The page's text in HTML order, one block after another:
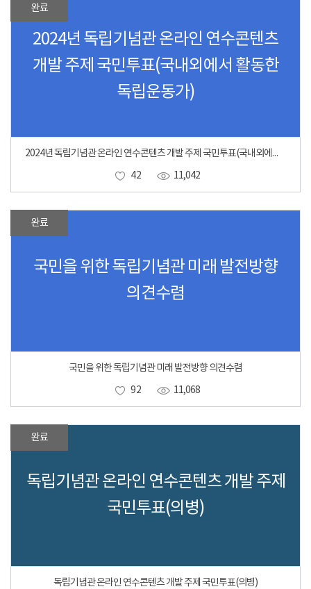
완료
2024년 독립기념관 온라인 연수콘텐츠
개발 주제 국민투표(국내외에서 활동한
독립운동가)
2024년 독립기념관 온라인 연수콘텐츠 개발 주제 국민투표(국내외에서 활동한 독립운동가)
42
11,042
완료
국민을 위한 독립기념관 미래 발전방향
의견수렴
국민을 위한 독립기념관 미래 발전방향 의견수렴
92
11,068
완료
독립기념관 온라인 연수콘텐츠 개발 주제
국민투표(의병)
독립기념관 온라인 연수콘텐츠 개발 주제 국민투표(의병)